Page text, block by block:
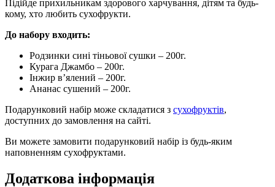
Підійде прихильникам здорового харчування, дітям та будь-
кому, хто любить сухофрукти.
До набору входить:
Родзинки сині тіньової сушки – 200г.
Курага Джамбо – 200г.
Інжир в’ялений – 200г.
Ананас сушений – 200г.
Подарунковий набір може складатися з сухофруктів,
доступних до замовлення на сайті.
Ви можете замовити подарунковий набір із будь-яким
наповненням сухофруктами.
Додаткова інформація